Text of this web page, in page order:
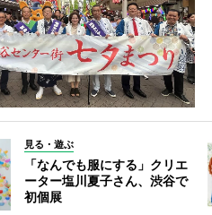
見る・遊ぶ
「なんでも服にする」クリエ
ーター塩川夏子さん、渋谷で
初個展